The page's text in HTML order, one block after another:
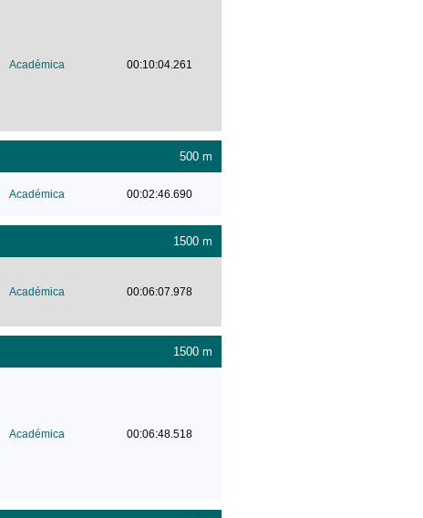
Académica 00:10:04.261
500 m
Académica 00:02:46.690
1500 m
Académica 00:06:07.978
1500 m
Académica 00:06:48.518